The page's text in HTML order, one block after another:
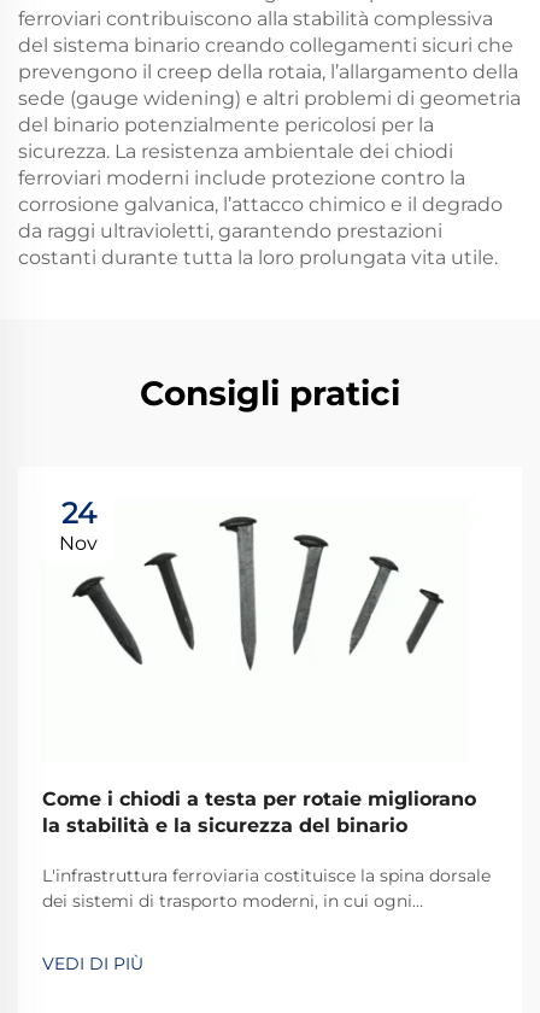
ferroviari contribuiscono alla stabilità complessiva
del sistema binario creando collegamenti sicuri che
prevengono il creep della rotaia, l’allargamento della
sede (gauge widening) e altri problemi di geometria
del binario potenzialmente pericolosi per la
sicurezza. La resistenza ambientale dei chiodi
ferroviari moderni include protezione contro la
corrosione galvanica, l’attacco chimico e il degrado
da raggi ultravioletti, garantendo prestazioni
costanti durante tutta la loro prolungata vita utile.
Consigli pratici
24
Nov
Come i chiodi a testa per rotaie migliorano
la stabilità e la sicurezza del binario
L'infrastruttura ferroviaria costituisce la spina dorsale
dei sistemi di trasporto moderni, in cui ogni
mantenere la sicurezza e l'efficienza operativa. Tra
questi componenti essenziali, i chiodi ferroviari a cane
VEDI DI PIÙ